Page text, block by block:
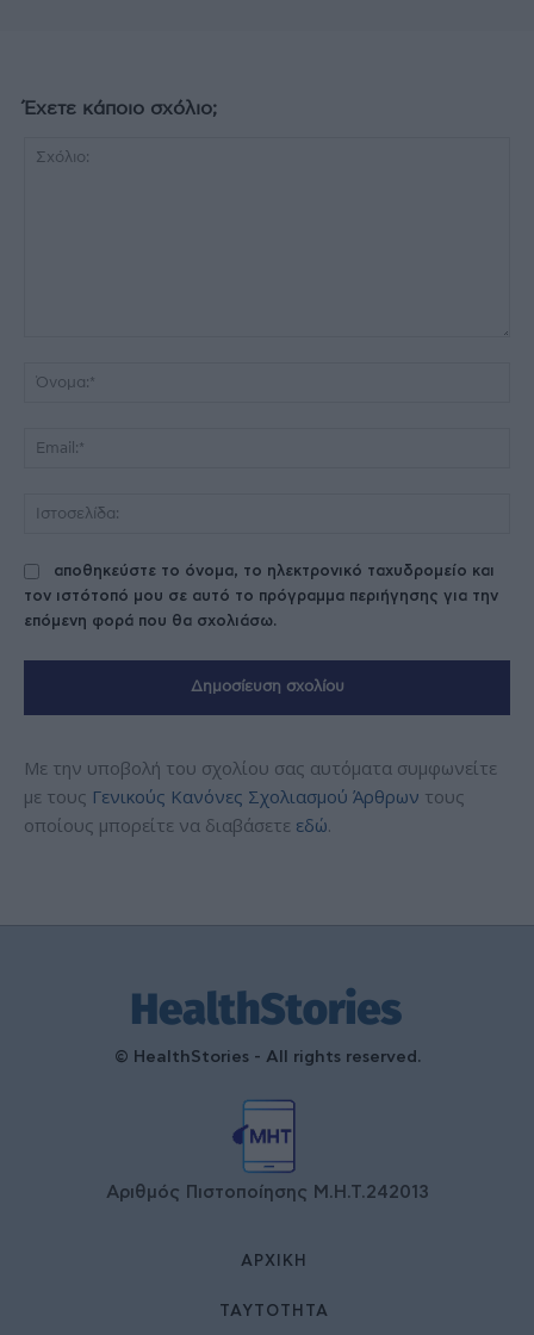
Έχετε κάποιο σχόλιο;
αποθηκεύστε το όνομα, το ηλεκτρονικό ταχυδρομείο και
τον ιστότοπό μου σε αυτό το πρόγραμμα περιήγησης για την
επόμενη φορά που θα σχολιάσω.
Με την υποβολή του σχολίου σας αυτόματα συμφωνείτε
με τους Γενικούς Κανόνες Σχολιασμού Άρθρων τους
οποίους μπορείτε να διαβάσετε εδώ.
© HealthStories - All rights reserved.
Αριθμός Πιστοποίησης Μ.Η.Τ.242013
ΑΡΧΙΚΉ
ΤΑΥΤΌΤΗΤΑ